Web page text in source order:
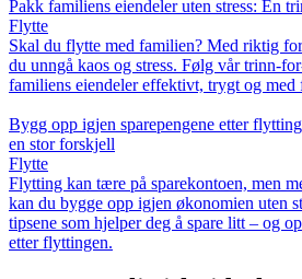
Pakk familiens eiendeler uten stress: En
Flytte
Skal du flytte med familien? Med riktig
du unngå kaos og stress. Følg vår trinn-
familiens eiendeler effektivt, trygt og med
Bygg opp igjen sparepengene etter
en stor forskjell
Flytte
Flytting kan tære på sparekontoen, men
kan du bygge opp igjen økonomien uten
tipsene som hjelper deg å spare litt – og
etter flyttingen.